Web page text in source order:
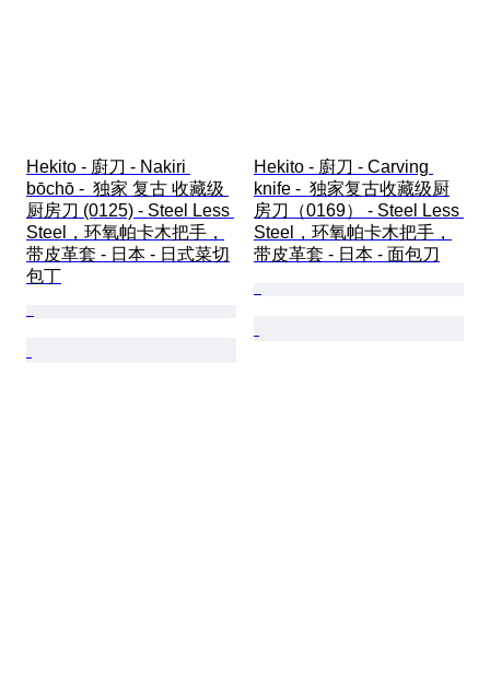
Hekito - 廚刀 - Nakiri
bōchō -  独家 复古 收藏级
厨房刀 (0125) - Steel Less
Steel，环氧帕卡木把手，
带皮革套 - 日本 - 日式菜切
包丁
Hekito - 廚刀 - Carving
knife -  独家复古收藏级厨
房刀（0169） - Steel Less
Steel，环氧帕卡木把手，
带皮革套 - 日本 - 面包刀